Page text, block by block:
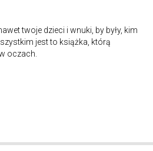
twoje dzieci i wnuki, by były, kim
jest to książka, którą
oczach.